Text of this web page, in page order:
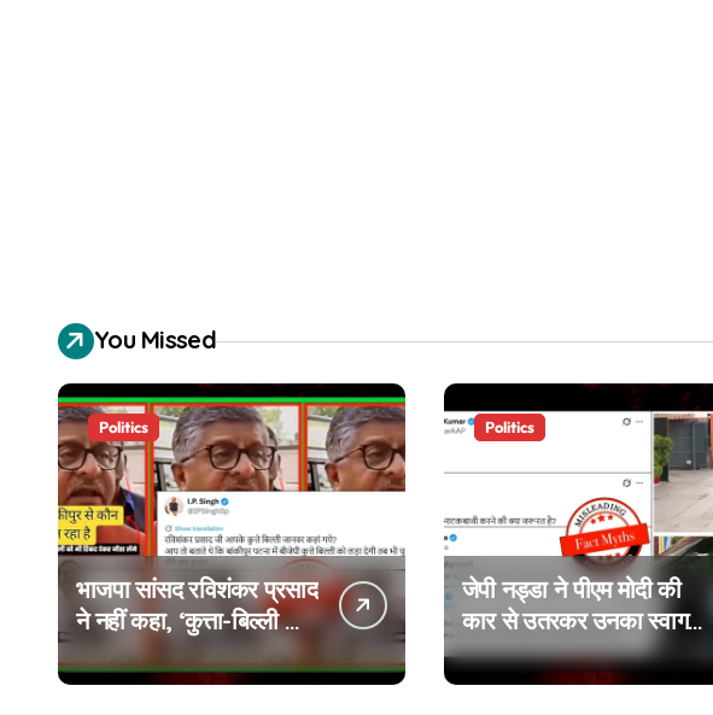
You Missed
Politics
भाजपा सांसद रविशंकर प्रसाद
ने नहीं कहा, ‘कुत्ता-बिल्ली को
भी खड़ा कर देंगे तो जीत
जाएंगे’, वायरल वीडियो एडिटेड
Politics
जेपी नड्डा ने पीएम मोदी की
कार से उतरकर उनका स्वागत
नहीं किया